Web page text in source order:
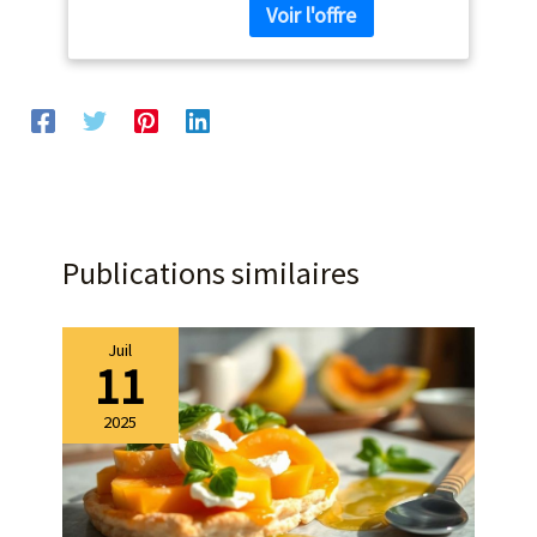
seulement pour les plats
principaux, mais sont
également idéales comme
la mélamine. Les assiettes
au réfrigérateur - parfaites
pour les ménages
modernes Design anti-fuite
- chaque assiettes
porcelaine mesure 26 x 26 x
2 cm - idéal pour servir des
pâtes, des salades ou des
plats en sauce. Le bord
Publications similaires
Juil
11
2025